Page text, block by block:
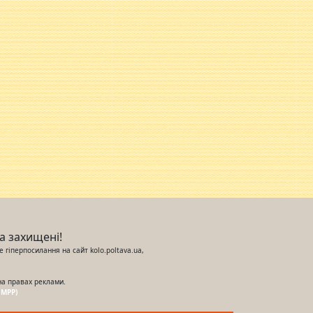
захищені!
гіперпосилання на сайт kolo.poltava.ua,
правах реклами.